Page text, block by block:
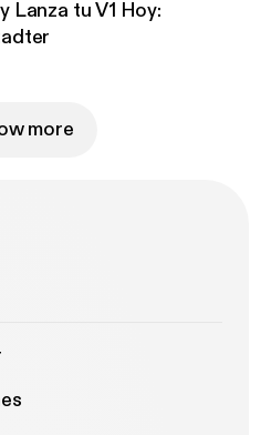
Lanza tu V1 Hoy:
more